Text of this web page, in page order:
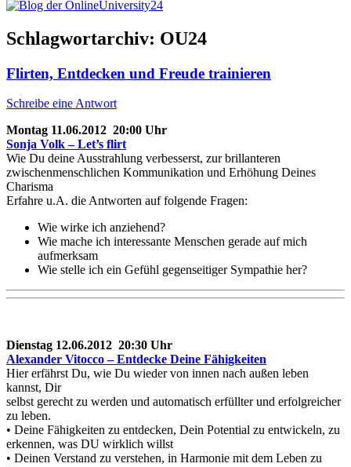
Schlagwortarchiv: OU24
Flirten, Entdecken und Freude trainieren
Schreibe eine Antwort
Montag 11.06.2012 20:00 Uhr
Sonja Volk – Let’s flirt
Wie Du deine Ausstrahlung verbesserst, zur brillanteren
zwischenmenschlichen Kommunikation und Erhöhung Deines
Charisma
Erfahre u.A. die Antworten auf folgende Fragen:
Wie wirke ich anziehend?
Wie mache ich interessante Menschen gerade auf mich
aufmerksam
Wie stelle ich ein Gefühl gegenseitiger Sympathie her?
Dienstag 12.06.2012 20:30 Uhr
Alexander Vitocco – Entdecke Deine Fähigkeiten
Hier erfährst Du, wie Du wieder von innen nach außen leben
kannst, Dir
selbst gerecht zu werden und automatisch erfüllter und erfolgreicher
zu leben.
• Deine Fähigkeiten zu entdecken, Dein Potential zu entwickeln, zu
erkennen, was DU wirklich willst
• Deinen Verstand zu verstehen, in Harmonie mit dem Leben zu